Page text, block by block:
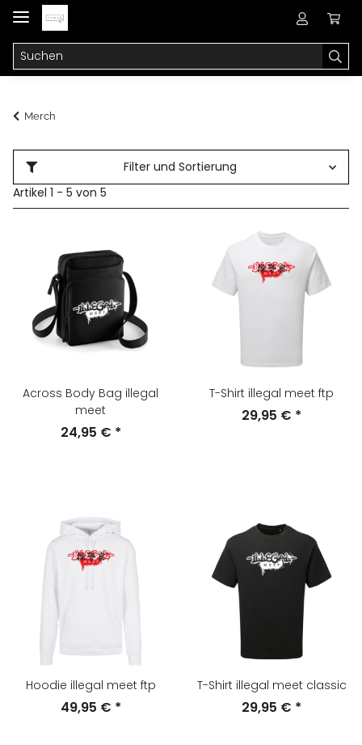
Merch
Filter und Sortierung
Artikel 1 - 5 von 5
Across Body Bag illegal
meet
24,95 € *
T-Shirt illegal meet ftp
29,95 € *
Hoodie illegal meet ftp
49,95 € *
T-Shirt illegal meet classic
29,95 € *